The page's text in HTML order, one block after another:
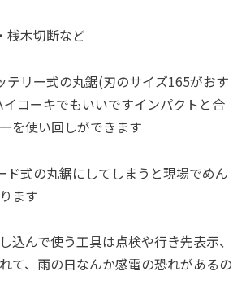
桟木切断など
テリー式の丸鋸(刃のサイズ165がおす
コーキでもいいですインパクトと合
を使い回しができます
ド式の丸鋸にしてしまうと現場でめん
ます
込んで使う工具は点検や行き先表示、
て、雨の日なんか感電の恐れがあるの